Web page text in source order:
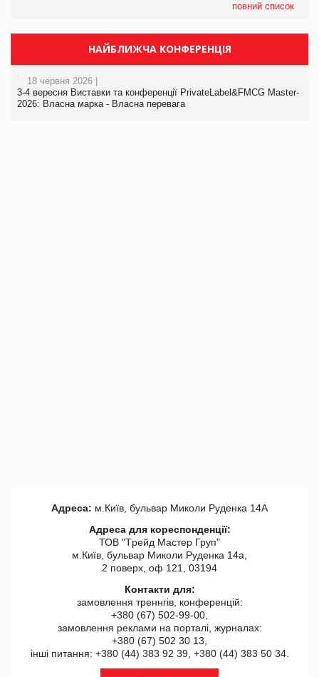
повний список
НАЙБЛИЖЧА КОНФЕРЕНЦІЯ
18 червня 2026 |
3-4 вересня Виставки та конференції PrivateLabel&FMCG Master-
2026: Власна марка - Власна перевага
Адреса: м.Київ, бульвар Миколи Руденка 14А
Адреса для кореспонденції:
ТОВ "Tрейд Мастер Груп"
м.Київ, бульвар Миколи Руденка 14а,
2 поверх, оф 121, 03194
Контакти для:
замовлення треннгів, конференцій:
+380 (67) 502-99-00,
замовлення реклами на порталі, журналах:
+380 (67) 502 30 13,
інші питання: +380 (44) 383 92 39, +380 (44) 383 50 34.